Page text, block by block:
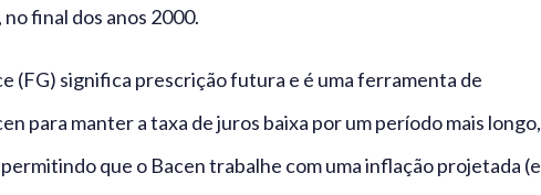
final dos anos 2000.
(FG) significa prescrição futura e é uma ferramenta de
para manter a taxa de juros baixa por um período mais longo,
que o Bacen trabalhe com uma inflação projetada (e